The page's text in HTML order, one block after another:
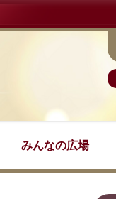
みんなの広場